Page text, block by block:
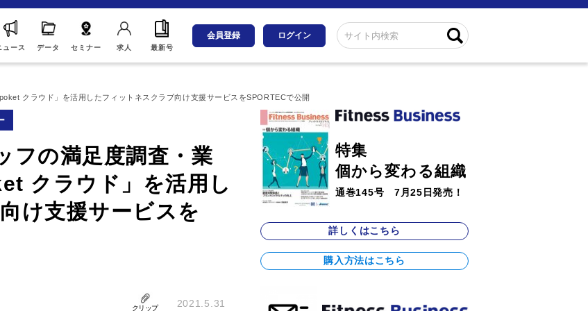
ュース データ セミナー 求人 最新号
会員登録 ログイン
クラウド」を活用したフィットネスクラブ向け支援サービスをSPORTECで公開
の満足度調査・業
クラウド」を活用し
け支援サービスを
クリップ 2021.5.31
特集
個から変わる組織
通巻145号 7月25日発売！
詳しくはこちら
購入方法はこちら